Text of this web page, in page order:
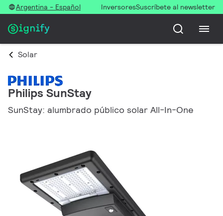
Argentina - Español InversoresSuscríbete al newsletter
Solar
Philips SunStay
SunStay: alumbrado público solar All-In-One